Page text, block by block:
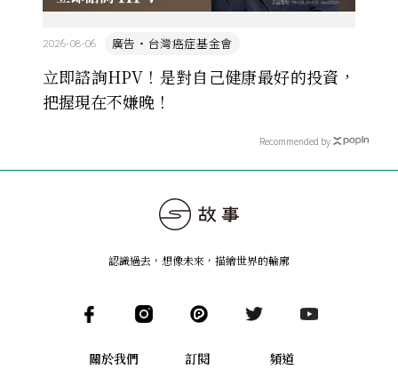
立即諮詢HPV！是對自己健康最好的投資，
把握現在不嫌晚！
廣告・台灣癌症基金會
2026-08-06
Recommended by
認識過去，想像未來 ， 描繪世界的輪廓
關於我們 訂閱 頻道